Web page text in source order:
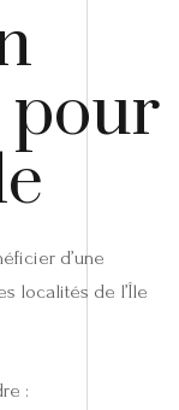
pour
d’une
localités de l’Île
: